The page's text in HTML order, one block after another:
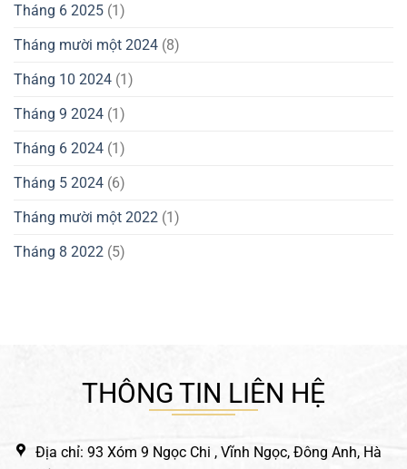
Tháng 6 2025 (1)
Tháng mười một 2024 (8)
Tháng 10 2024 (1)
Tháng 9 2024 (1)
Tháng 6 2024 (1)
Tháng 5 2024 (6)
Tháng mười một 2022 (1)
Tháng 8 2022 (5)
THÔNG TIN LIÊN HỆ
Địa chỉ: 93 Xóm 9 Ngọc Chi , Vĩnh Ngọc, Đông Anh, Hà